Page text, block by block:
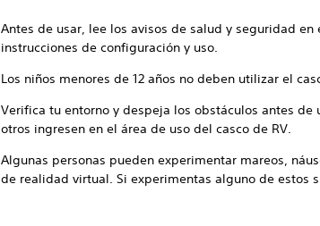
Antes de usar, lee los avisos de salud y seguridad
instrucciones de configuración y uso.
Los niños menores de 12 años no deben utilizar el
Verifica tu entorno y despeja los obstáculos antes
otros ingresen en el área de uso del casco de RV.
Algunas personas pueden experimentar mareos,
de realidad virtual. Si experimentas alguno de estos